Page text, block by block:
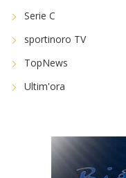
Serie C
sportinoro TV
TopNews
Ultim'ora